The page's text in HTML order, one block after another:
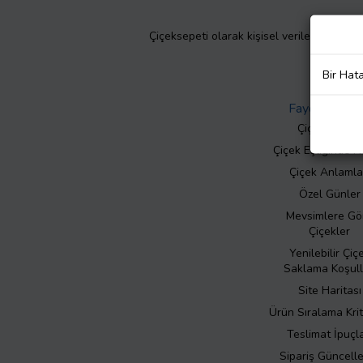
Çiçeksepeti olarak kişisel verilerinizin
Faydalı Bilgiler
Çiçek Bakımı
Çiçek Eşliğinde
Çiçek
Özel Günler
Mevsimlere
Çiçekler
Yenilebilir
Saklama
Site Haritası
Ürün Sıralama
Teslimat
Sipariş
Bir